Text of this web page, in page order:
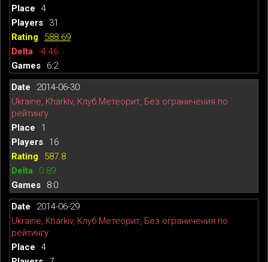
4
31
588.69
-4.46
6:2
2014-06-30
Ukraine, Kharkiv, Клуб Метеорит, Без ограничения по
рейтингу
1
16
587.8
0.89
8:0
2014-06-29
Ukraine, Kharkiv, Клуб Метеорит, Без ограничения по
рейтингу
4